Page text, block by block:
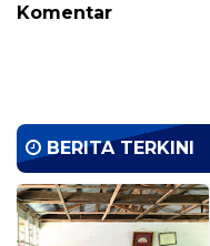
Komentar
BERITA TERKINI